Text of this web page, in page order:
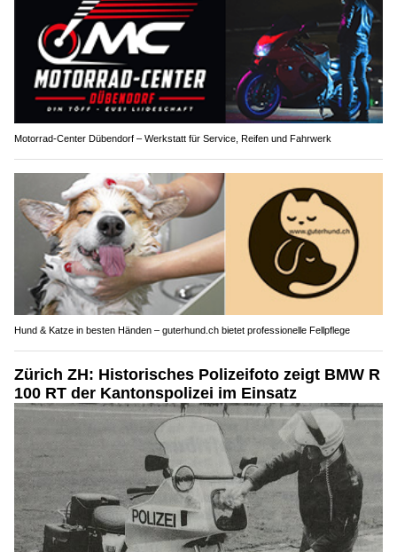
Motorrad-Center Dübendorf – Werkstatt für Service, Reifen und Fahrwerk
Hund & Katze in besten Händen – guterhund.ch bietet professionelle Fellpflege
Zürich ZH: Historisches Polizeifoto zeigt BMW R
100 RT der Kantonspolizei im Einsatz